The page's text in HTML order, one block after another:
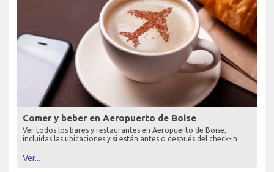
Comer y beber en Aeropuerto de Boise
Ver todos los bares y restaurantes en Aeropuerto de Boise,
incluidas las ubicaciones y si están antes o después del check-in
Ver...